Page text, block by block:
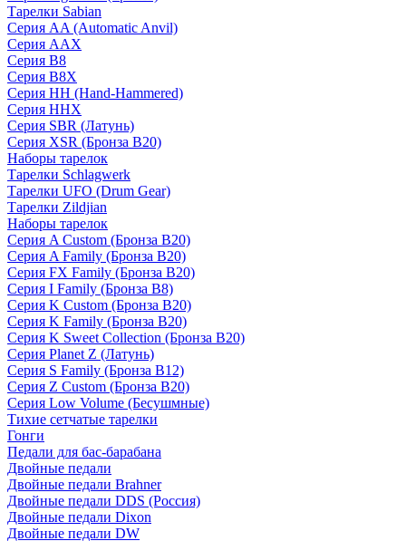
Тарелки Sabian
Серия AA (Automatic Anvil)
Серия AAX
Серия B8
Серия B8X
Серия HH (Hand-Hammered)
Серия HHX
Серия SBR (Латунь)
Серия XSR (Бронза B20)
Наборы тарелок
Тарелки Schlagwerk
Тарелки UFO (Drum Gear)
Тарелки Zildjian
Наборы тарелок
Серия A Custom (Бронза B20)
Серия A Family (Бронза B20)
Серия FX Family (Бронза B20)
Серия I Family (Бронза B8)
Серия K Custom (Бронза B20)
Серия K Family (Бронза B20)
Серия K Sweet Collection (Бронза B20)
Серия Planet Z (Латунь)
Серия S Family (Бронза B12)
Серия Z Custom (Бронза B20)
Серия Low Volume (Бесушмные)
Тихие сетчатые тарелки
Гонги
Педали для бас-барабана
Двойные педали
Двойные педали Brahner
Двойные педали DDS (Россия)
Двойные педали Dixon
Двойные педали DW